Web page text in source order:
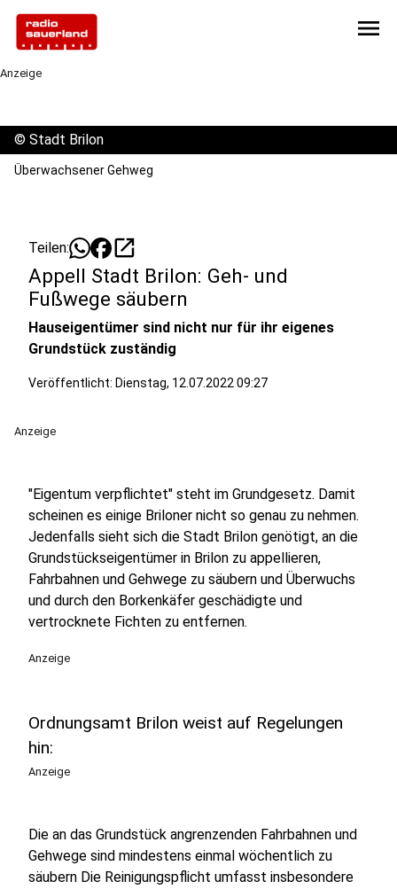
menu
Anzeige
© Stadt Brilon
Überwachsener Gehweg
Teilen: open_in_new
Appell Stadt Brilon: Geh- und
Fußwege säubern
Hauseigentümer sind nicht nur für ihr eigenes
Grundstück zuständig
Veröffentlicht: Dienstag, 12.07.2022 09:27
Anzeige
"Eigentum verpflichtet" steht im Grundgesetz. Damit
scheinen es einige Briloner nicht so genau zu nehmen.
Jedenfalls sieht sich die Stadt Brilon genötigt, an die
Grundstückseigentümer in Brilon zu appellieren,
Fahrbahnen und Gehwege zu säubern und Überwuchs
und durch den Borkenkäfer geschädigte und
vertrocknete Fichten zu entfernen.
Anzeige
Ordnungsamt Brilon weist auf Regelungen
hin:
Anzeige
Die an das Grundstück angrenzenden Fahrbahnen und
Gehwege sind mindestens einmal wöchentlich zu
säubern Die Reinigungspflicht umfasst insbesondere